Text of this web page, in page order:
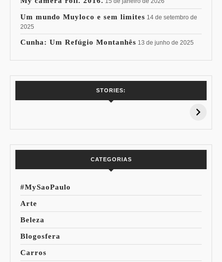
Um mundo Muyloco e sem limites 14 de setembro de
2025
Cunha: Um Refúgio Montanhês 13 de junho de 2025
STORIES:
15% de
Pessoal: Os
CATEGORIAS
#MySaoPaulo
Arte
Beleza
Blogosfera
Carros